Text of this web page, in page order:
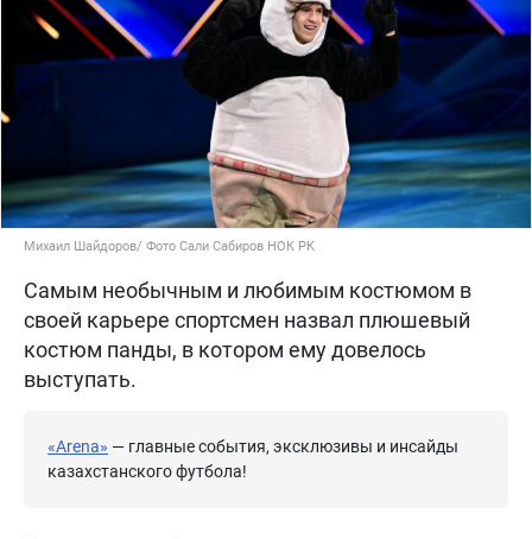
Михаил Шайдоров/ Фото Сали Сабиров НОК РК
Самым необычным и любимым костюмом в
своей карьере спортсмен назвал плюшевый
костюм панды, в котором ему довелось
выступать.
«Arena» — главные события, эксклюзивы и инсайды
казахстанского футбола!